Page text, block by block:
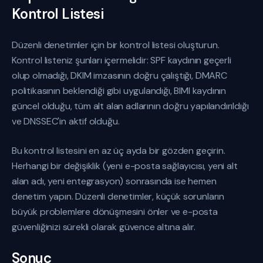
Kontrol Listesi
Düzenli denetimler için bir kontrol listesi oluşturun.
Kontrol listeniz şunları içermelidir: SPF kaydının geçerli
olup olmadığı, DKIM imzasının doğru çalıştığı, DMARC
politikasının beklendiği gibi uygulandığı, BIMI kaydının
güncel olduğu, tüm alt alan adlarının doğru yapılandırıldığı
ve DNSSEC'in aktif olduğu.
Bu kontrol listesini en az üç ayda bir gözden geçirin.
Herhangi bir değişiklik (yeni e-posta sağlayıcısı, yeni alt
alan adı, yeni entegrasyon) sonrasında ise hemen
denetim yapın. Düzenli denetimler, küçük sorunların
büyük problemlere dönüşmesini önler ve e-posta
güvenliğinizi sürekli olarak güvence altına alır.
Sonuç